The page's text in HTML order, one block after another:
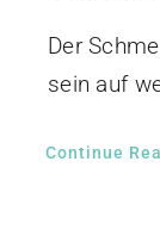
Der
sein auf
Continue